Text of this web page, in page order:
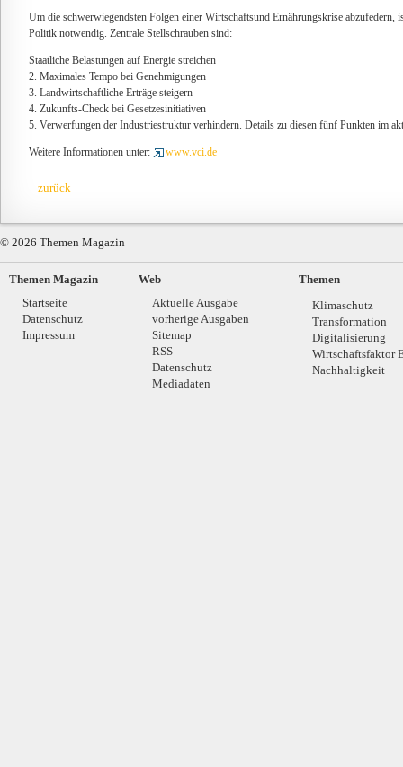
Um die schwerwiegendsten Folgen einer Wirtschaftsund Ernährungskrise abzufedern,
Politik notwendig. Zentrale Stellschrauben sind:
Staatliche Belastungen auf Energie streichen
2. Maximales Tempo bei Genehmigungen
3. Landwirtschaftliche Erträge steigern
4. Zukunfts-Check bei Gesetzesinitiativen
5. Verwerfungen der Industriestruktur verhindern. Details zu diesen fünf Punkten im
Weitere Informationen unter: www.vci.de
zurück
© 2026 Themen Magazin
Themen Magazin
Startseite
Datenschutz
Impressum
Web
Aktuelle Ausgabe
vorherige Ausgaben
Sitemap
RSS
Datenschutz
Mediadaten
Themen
Klimaschutz
Transformation
Digitalisierung
Wirtschaftsfaktor
Nachhaltigkeit